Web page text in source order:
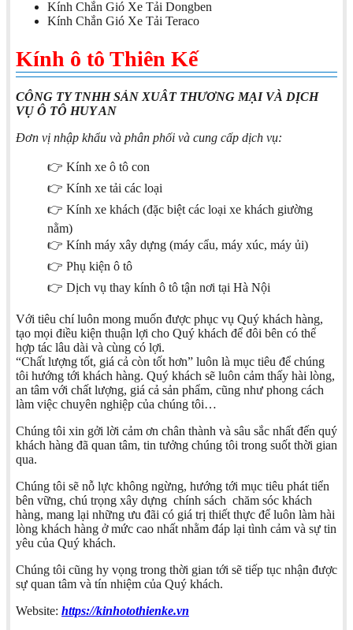
Kính Chắn Gió Xe Tải Dongben
Kính Chắn Gió Xe Tải Teraco
Kính ô tô Thiên Kế
CÔNG TY TNHH SẢN XUÂT THƯƠNG MẠI VÀ DỊCH
VỤ Ô TÔ HUY AN
Đơn vị nhập khẩu và phân phối và cung cấp dịch vụ:
👉 Kính xe ô tô con
👉 Kính xe tải các loại
👉 Kính xe khách (đặc biệt các loại xe khách giường
nằm)
👉 Kính máy xây dựng (máy cẩu, máy xúc, máy ủi)
👉 Phụ kiện ô tô
👉 Dịch vụ thay kính ô tô tận nơi tại Hà Nội
Với tiêu chí luôn mong muốn được phục vụ Quý khách hàng,
tạo mọi điều kiện thuận lợi cho Quý khách để đôi bên có thể
hợp tác lâu dài và cùng có lợi.
“Chất lượng tốt, giá cả còn tốt hơn” luôn là mục tiêu để chúng
tôi hướng tới khách hàng. Quý khách sẽ luôn cảm thấy hài lòng,
an tâm với chất lượng, giá cả sản phẩm, cũng như phong cách
làm việc chuyên nghiệp của chúng tôi…
Chúng tôi xin gởi lời cảm ơn chân thành và sâu sắc nhất đến quý
khách hàng đã quan tâm, tin tưởng chúng tôi trong suốt thời gian
qua.
Chúng tôi sẽ nỗ lực không ngừng, hướng tới mục tiêu phát tiển
bên vững, chú trọng xây dựng chính sách chăm sóc khách
hàng, mang lại những ưu đãi có giá trị thiết thực để luôn làm hài
lòng khách hàng ở mức cao nhất nhằm đáp lại tình cảm và sự tin
yêu của Quý khách.
Chúng tôi cũng hy vọng trong thời gian tới sẽ tiếp tục nhận được
sự quan tâm và tín nhiệm của Quý khách.
Website: https://kinhotothienke.vn